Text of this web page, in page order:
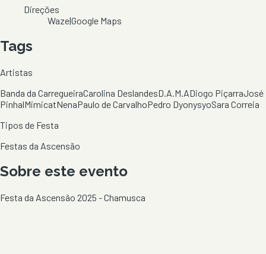
Direções
Waze|Google Maps
Tags
Artistas
Banda da CarregueiraCarolina DeslandesD.A.M.ADiogo PiçarraJosé
PinhalMimicatNenaPaulo de CarvalhoPedro DyonysyoSara Correia
Tipos de Festa
Festas da Ascensão
Sobre este evento
Festa da Ascensão 2025 - Chamusca